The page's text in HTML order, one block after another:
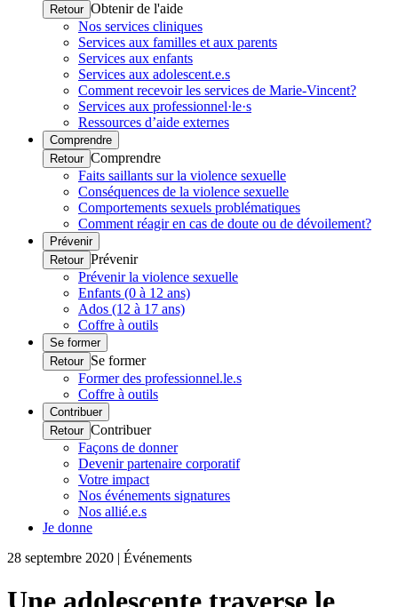
Retour Obtenir de l'aide
Nos services cliniques
Services aux familles et aux parents
Services aux enfants
Services aux adolescent.e.s
Comment recevoir les services de Marie-Vincent?
Services aux professionnel·le·s
Ressources d’aide externes
Comprendre
Retour Comprendre
Faits saillants sur la violence sexuelle
Conséquences de la violence sexuelle
Comportements sexuels problématiques
Comment réagir en cas de doute ou de dévoilement?
Prévenir
Retour Prévenir
Prévenir la violence sexuelle
Enfants (0 à 12 ans)
Ados (12 à 17 ans)
Coffre à outils
Se former
Retour Se former
Former des professionnel.le.s
Coffre à outils
Contribuer
Retour Contribuer
Façons de donner
Devenir partenaire corporatif
Votre impact
Nos événements signatures
Nos allié.e.s
Je donne
28 septembre 2020 | Événements